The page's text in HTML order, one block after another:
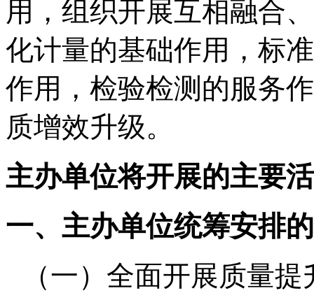
用，组织开展互相融合
化计量的基础作用，标
作用，检验检测的服务
质增效升级。
主办单位将开展的主要
一、主办单位统筹安排
（一）全面开展质量